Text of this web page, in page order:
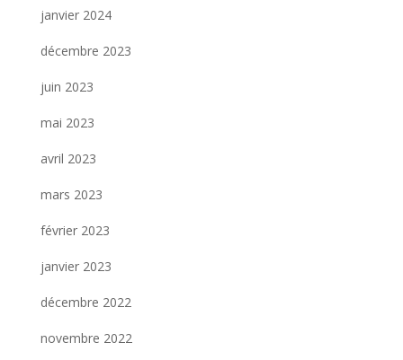
janvier 2024
décembre 2023
juin 2023
mai 2023
avril 2023
mars 2023
février 2023
janvier 2023
décembre 2022
novembre 2022